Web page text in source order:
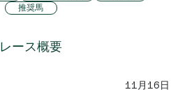
推奨馬
レース概要
11月16日